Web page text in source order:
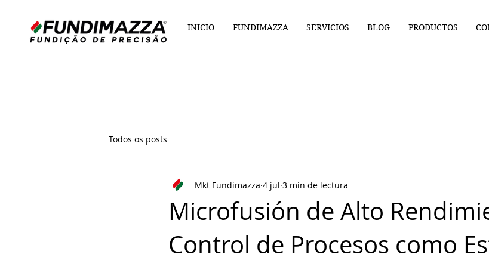
INICIO FUNDIMAZZA SERVICIOS BLOG PRODUCTOS
Todos os posts
Microfusión de Alto
Control de Procesos como
Mkt Fundimazza 4 jul 3 min de lectura